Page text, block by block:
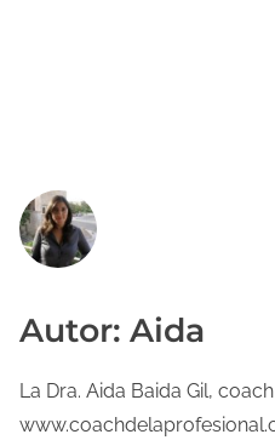
Autor: Aida
La Dra. Aida Baida Gil,